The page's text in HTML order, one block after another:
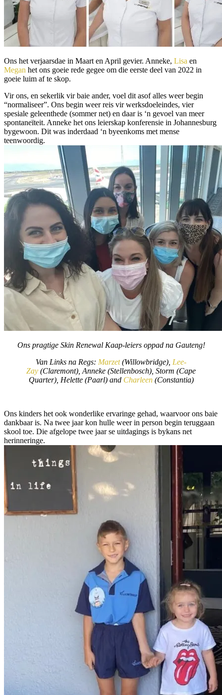
Ons het verjaarsdae in Maart en April gevier. Anneke, Lisa en
Megan het ons goeie rede gegee om die eerste deel van 2022 in
goeie luim af te skop.
Vir ons, en sekerlik vir baie ander, voel dit asof alles weer begin
“normaliseer”. Ons begin weer reis vir werksdoeleindes, vier
spesiale geleenthede (sommer net) en daar is ‘n gevoel van meer
spontaneïteit. Anneke het ons leierskap konferensie in Johannesburg
bygewoon. Dit was inderdaad ‘n byeenkoms met mense
teenwoordig.
Ons pragtige Skin Renewal Kaap-leiers oppad na Gauteng!
Van Links na Regs: Marzet(Willowbridge), Lee-
Zay (Claremont), Anneke (Stellenbosch), Storm (Cape
Quarter), Helette (Paarl) and Charleen(Constantia)
Ons kinders het ook wonderlike ervaringe gehad, waarvoor ons baie
dankbaar is. Na twee jaar kon hulle weer in person begin teruggaan
skool toe. Die afgelope twee jaar se uitdagings is bykans net
herinneringe.